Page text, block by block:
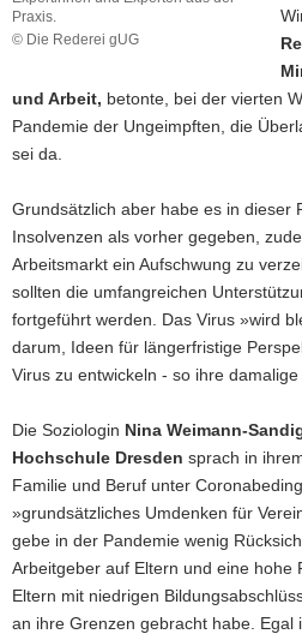
Praxis.
© Die Rederei gUG
um
die
Wirtschaft
dazu
erhielten
die
Bürgerräte
von
geladenen
Expertinnen
und
aus
der
und Arbeit, betonte, bei der vierten
Pandemie der Ungeimpften, die
sei da.
Grundsätzlich aber habe es in dieser
Insolvenzen als vorher gegeben,
Arbeitsmarkt ein Aufschwung zu
sollten die umfangreichen
fortgeführt werden. Das Virus »wird
darum, Ideen für längerfristige
Virus zu entwickeln - so ihre damalige
Die Soziologin Nina Weimann-
Hochschule Dresden sprach in
Familie und Beruf unter
»grundsätzliches Umdenken für
gebe in der Pandemie wenig
Arbeitgeber auf Eltern und eine hohe
Eltern mit niedrigen
an ihre Grenzen gebracht habe. Egal